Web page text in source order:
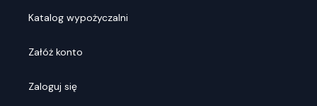
Katalog wypożyczalni
Załóż konto
Zaloguj się